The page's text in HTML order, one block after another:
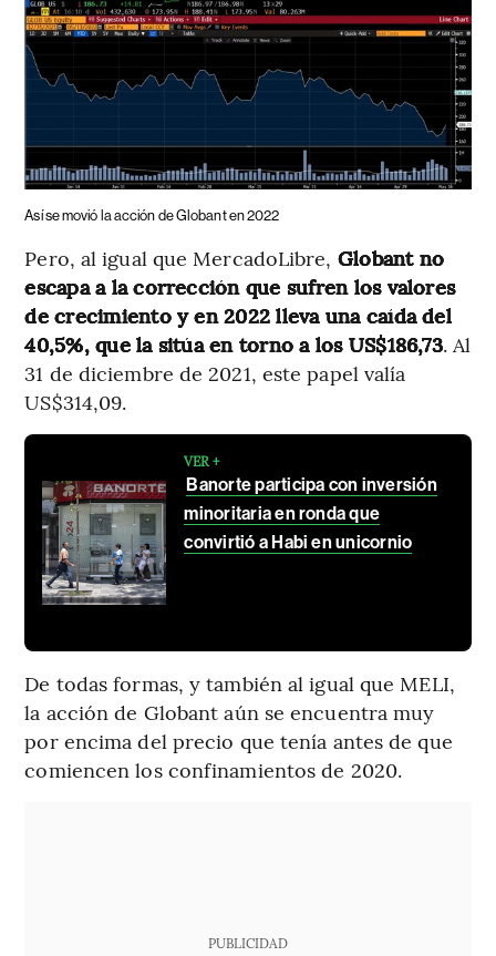
Así se movió la acción de Globant en 2022
Pero, al igual que MercadoLibre, Globant no
escapa a la corrección que sufren los valores
de crecimiento y en 2022 lleva una caída del
40,5%, que la sitúa en torno a los US$186,73. Al
31 de diciembre de 2021, este papel valía
US$314,09.
VER +
Banorte participa con inversión
minoritaria en ronda que
convirtió a Habi en unicornio
De todas formas, y también al igual que MELI,
la acción de Globant aún se encuentra muy
por encima del precio que tenía antes de que
comiencen los confinamientos de 2020.
PUBLICIDAD